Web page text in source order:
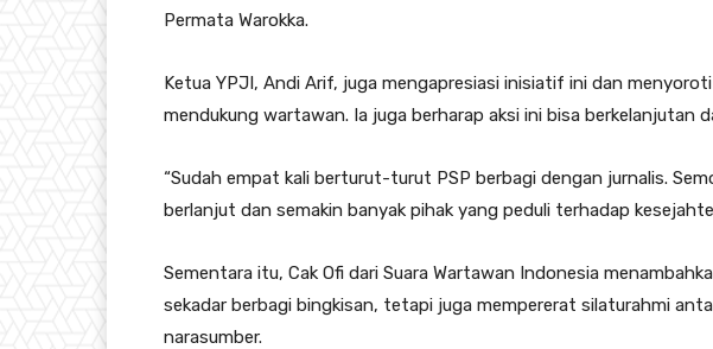
Permata Warokka.
Ketua YPJI, Andi Arif, juga mengapresiasi inisiatif ini dan
mendukung wartawan. Ia juga berharap aksi ini bisa berkelanjutan
“Sudah empat kali berturut-turut PSP berbagi dengan jurnalis.
berlanjut dan semakin banyak pihak yang peduli terhadap
Sementara itu, Cak Ofi dari Suara Wartawan Indonesia
sekadar berbagi bingkisan, tetapi juga mempererat silaturahmi
narasumber.